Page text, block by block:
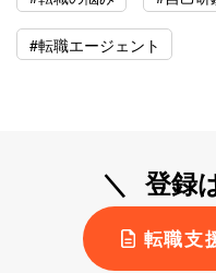
#転職エージェント
登録
転職支